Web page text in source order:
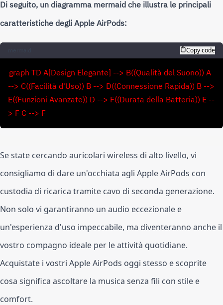
Di seguito, un diagramma mermaid che illustra le principali
caratteristiche degli Apple AirPods:
Copy code
graph TD A[Design Elegante] --> B((Qualità del Suono)) A
--> C((Facilità d'Uso)) B --> D((Connessione Rapida)) B -->
E((Funzioni Avanzate)) D --> F((Durata della Batteria)) E --
> F C --> F
Se state cercando auricolari wireless di alto livello, vi
consigliamo di dare un'occhiata agli Apple AirPods con
custodia di ricarica tramite cavo di seconda generazione.
Non solo vi garantiranno un audio eccezionale e
un'esperienza d'uso impeccabile, ma diventeranno anche il
vostro compagno ideale per le attività quotidiane.
Acquistate i vostri Apple AirPods oggi stesso e scoprite
cosa significa ascoltare la musica senza fili con stile e
comfort.